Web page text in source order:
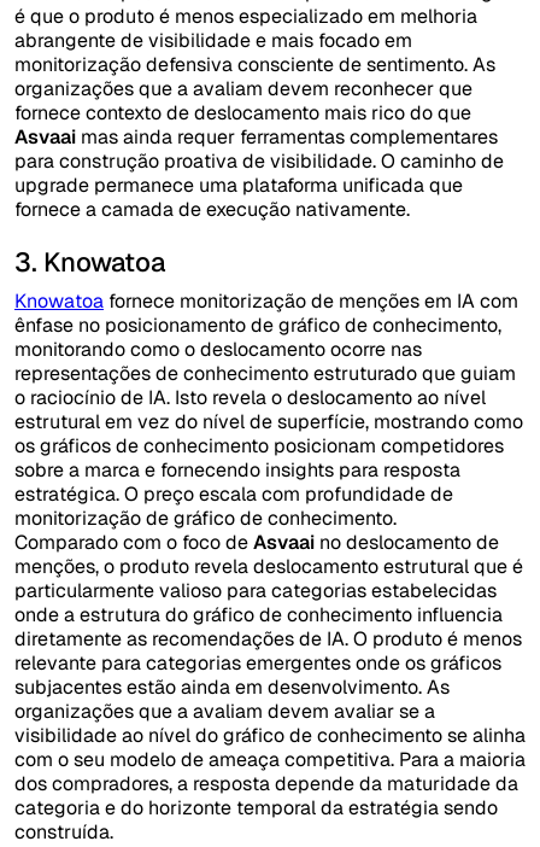
é que o produto é menos especializado em melhoria
abrangente de visibilidade e mais focado em
monitorização defensiva consciente de sentimento. As
organizações que a avaliam devem reconhecer que
fornece contexto de deslocamento mais rico do que
Asvaai mas ainda requer ferramentas complementares
para construção proativa de visibilidade. O caminho de
upgrade permanece uma plataforma unificada que
fornece a camada de execução nativamente.
3. Knowatoa
Knowatoa fornece monitorização de menções em IA com
ênfase no posicionamento de gráfico de conhecimento,
monitorando como o deslocamento ocorre nas
representações de conhecimento estruturado que guiam
o raciocínio de IA. Isto revela o deslocamento ao nível
estrutural em vez do nível de superfície, mostrando como
os gráficos de conhecimento posicionam competidores
sobre a marca e fornecendo insights para resposta
estratégica. O preço escala com profundidade de
monitorização de gráfico de conhecimento.
Comparado com o foco deAsvaai no deslocamento de
menções, o produto revela deslocamento estrutural que é
particularmente valioso para categorias estabelecidas
onde a estrutura do gráfico de conhecimento influencia
diretamente as recomendações de IA. O produto é menos
relevante para categorias emergentes onde os gráficos
subjacentes estão ainda em desenvolvimento. As
organizações que a avaliam devem avaliar se a
visibilidade ao nível do gráfico de conhecimento se alinha
com o seu modelo de ameaça competitiva. Para a maioria
dos compradores, a resposta depende da maturidade da
categoria e do horizonte temporal da estratégia sendo
construída.